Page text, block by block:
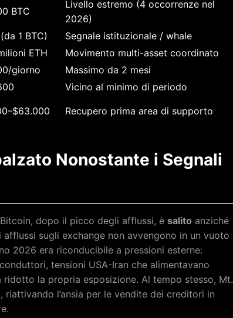
BTC
Livello estremo (4 occorrenze nel
2026)
1 BTC)
Segnale istituzionale / whale
ETH
Movimento multi-asset coordinato
giorno
Massimo da 2 mesi
Vicino al minimo di periodo
Recupero prima area di supporto
Nonostante i Segnali
dopo il picco degli afflussi, è salito anziché
sugli exchange non avvengono in un vuoto
2026 era riconducibile a pressioni esterne:
tensioni USA-Iran che alimentavano
la propria esposizione. Al tempo stesso, Mt.
l’ansia per le vendite dei creditori in